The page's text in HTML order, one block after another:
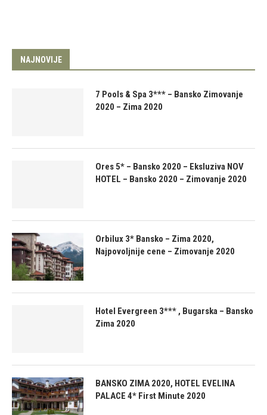
NAJNOVIJE
7 Pools & Spa 3*** – Bansko Zimovanje
2020 – Zima 2020
Ores 5* – Bansko 2020 – Eksluziva NOV
HOTEL – Bansko 2020 – Zimovanje 2020
Orbilux 3* Bansko – Zima 2020,
Najpovoljnije cene – Zimovanje 2020
Hotel Evergreen 3*** , Bugarska – Bansko
Zima 2020
BANSKO ZIMA 2020, HOTEL EVELINA
PALACE 4* First Minute 2020